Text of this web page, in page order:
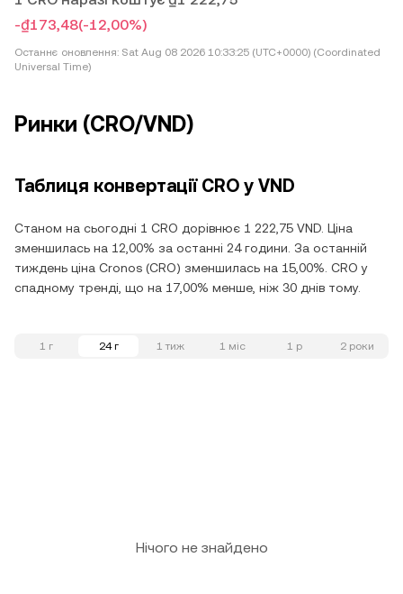
-₫173,48(-12,00%)
Останнє оновлення: Sat Aug 08 2026 10:33:25 (UTC+0000) (Coordinated
Universal Time)
Ринки (CRO/VND)
Таблиця конвертації CRO у VND
Станом на сьогодні 1 CRO дорівнює 1 222,75 VND. Ціна
зменшилась на 12,00% за останні 24 години. За останній
тиждень ціна Cronos (CRO) зменшилась на 15,00%. CRO у
спадному тренді, що на 17,00% менше, ніж 30 днів тому.
1 г 24 г 1 тиж 1 міс 1 р 2 роки
Нічого не знайдено